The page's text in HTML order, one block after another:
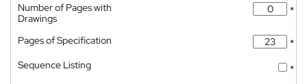
Number of Pages with
Drawings
*
Pages of Specification
*
Sequence Listing
*